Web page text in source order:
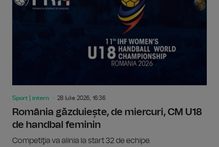
Sport | intern 28 Iulie 2026, 16:36
România găzduiește, de miercuri, CM U18
de handbal feminin
Competiţia va alinia la start 32 de echipe.